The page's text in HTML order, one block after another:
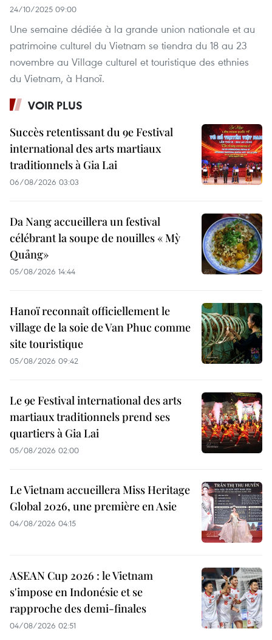
24/10/2025 09:00
Une semaine dédiée à la grande union nationale et au
patrimoine culturel du Vietnam se tiendra du 18 au 23
novembre au Village culturel et touristique des ethnies
du Vietnam, à Hanoï.
VOIR PLUS
Succès retentissant du 9e Festival
international des arts martiaux
traditionnels à Gia Lai
06/08/2026 03:03
Da Nang accueillera un festival
célébrant la soupe de nouilles « Mỳ
Quảng»
05/08/2026 14:44
Hanoï reconnaît officiellement le
village de la soie de Van Phuc comme
site touristique
05/08/2026 09:42
Le 9e Festival international des arts
martiaux traditionnels prend ses
quartiers à Gia Lai
05/08/2026 02:00
Le Vietnam accueillera Miss Heritage
Global 2026, une première en Asie
04/08/2026 04:15
ASEAN Cup 2026 : le Vietnam
s'impose en Indonésie et se
rapproche des demi-finales
04/08/2026 02:51